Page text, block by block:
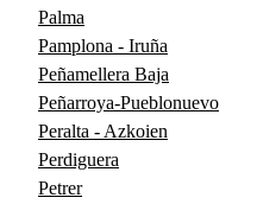
Palma
Pamplona - Iruña
Peñamellera Baja
Peñarroya-Pueblonuevo
Peralta - Azkoien
Perdiguera
Petrer